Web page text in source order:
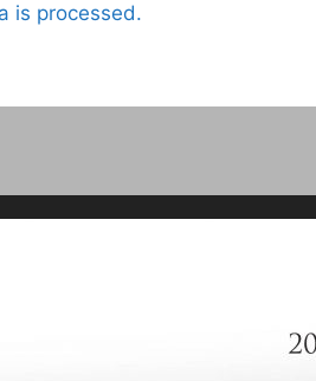
is processed.